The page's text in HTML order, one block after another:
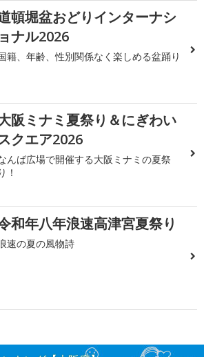
頓堀盆おどりインターナシ
ョナル2026
籍、年齢、性別関係なく楽しめる盆踊り
阪ミナミ夏祭り＆にぎわい
クエア2026
んば広場で開催する大阪ミナミの夏祭
り！
和年八年浪速高津宮夏祭り
速の夏の風物詩